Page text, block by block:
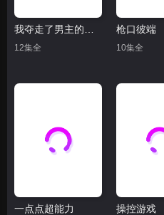
我夺走了男主的初夜
12集全
枪口彼端
10集全
一点点超能力 操控游戏